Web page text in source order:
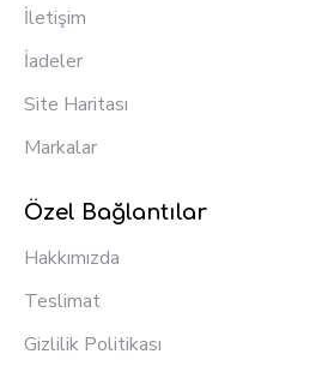
İletişim
İadeler
Site Haritası
Markalar
Özel Bağlantılar
Hakkımızda
Teslimat
Gizlilik Politikası